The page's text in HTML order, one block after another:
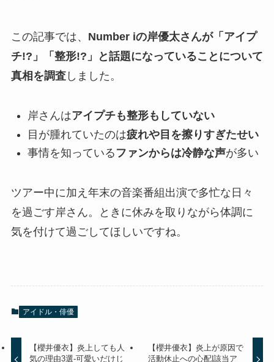
この記事では、 Number iの岸優太さんが「アイプ
チ!?」「整形!?」と話題になっていることについて
真相を調査しました。
岸さんはアイプチも整形もしていない
目が腫れていたのは疲れや目を擦りすぎたせい
事情を知っている ファンからは冷静な声が多い
ツアー中に加え年末の音楽番組出演で多忙な日々
を過ごす岸さん。ときに休みを取りながら体調に
気を付けて過ごしてほしいですね。
アイドル・俳優
【櫻井優衣】炎上しても人
気の理由3選-可愛いだけじ
【櫻井優衣】炎上が原因で
活動休止への心配|該当ア